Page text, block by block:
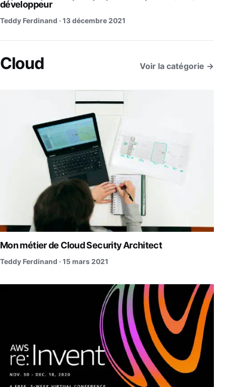
développeur
Teddy Ferdinand · 13 décembre 2021
Cloud Voir la catégorie →
Mon métier de Cloud Security Architect
Teddy Ferdinand · 15 mars 2021